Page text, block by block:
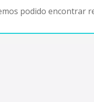
podido encontrar